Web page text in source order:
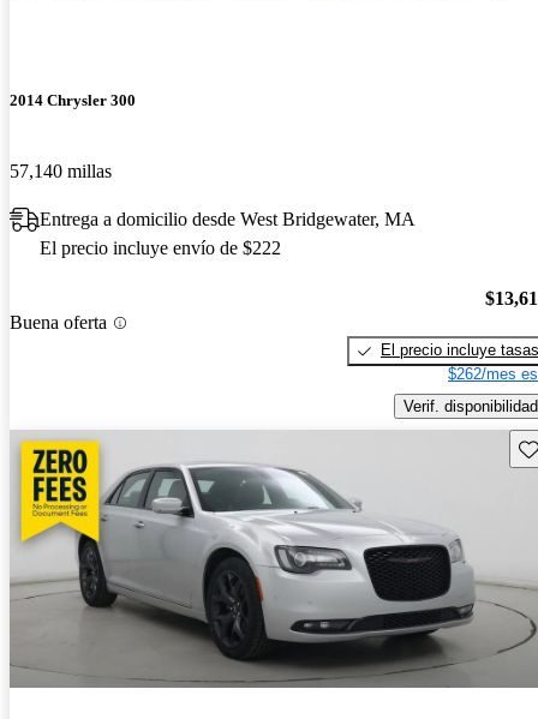
2014 Chrysler 300
57,140 millas
Entrega a domicilio desde West Bridgewater, MA
El precio incluye envío de $222
Buena oferta
El precio incluye tasas
$262/mes
Verif. disponibilidad